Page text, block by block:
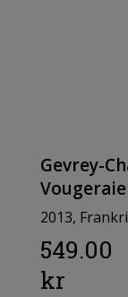
Gevrey-
Vougeraie
2013,
549.00
kr